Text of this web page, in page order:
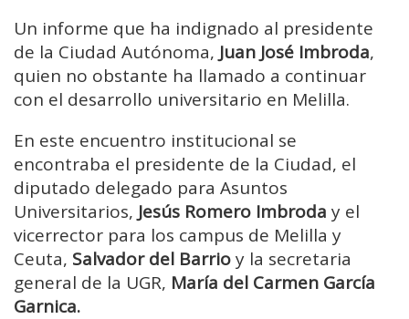
Un informe que ha indignado al presidente
de la Ciudad Autónoma, Juan José Imbroda,
quien no obstante ha llamado a continuar
con el desarrollo universitario en Melilla.
En este encuentro institucional se
encontraba el presidente de la Ciudad, el
diputado delegado para Asuntos
Universitarios, Jesús Romero Imbroda y el
vicerrector para los campus de Melilla y
Ceuta, Salvador del Barrioy la secretaria
general de la UGR, María del Carmen García
Garnica.